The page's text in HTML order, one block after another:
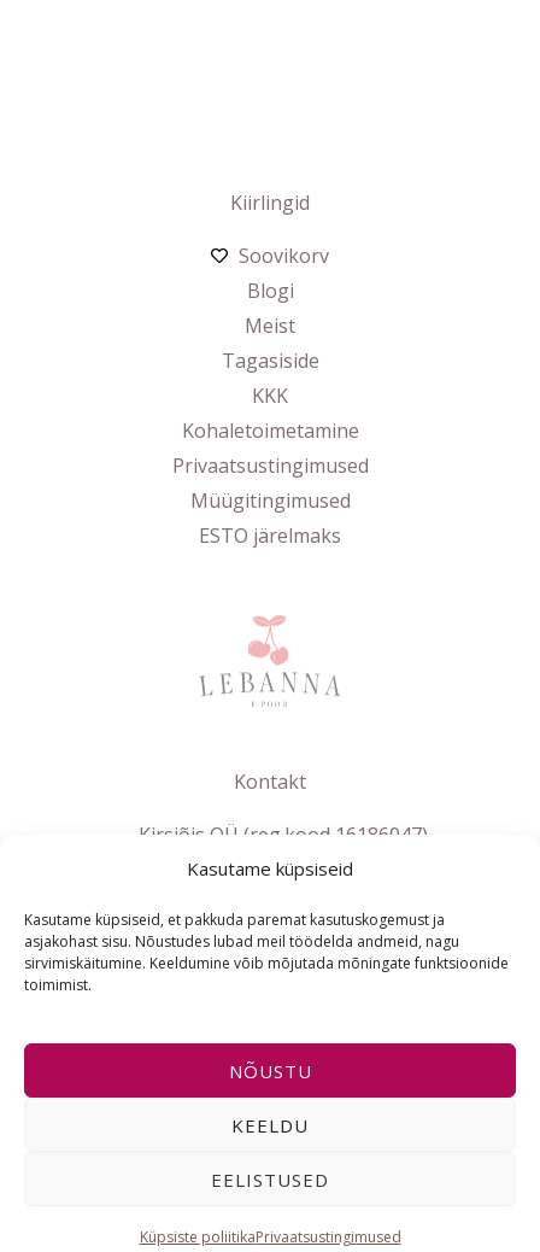
Kasutame küpsiseid
Kasutame küpsiseid, et pakkuda paremat kasutuskogemust ja
asjakohast sisu. Nõustudes lubad meil töödelda andmeid, nagu
sirvimiskäitumine. Keeldumine võib mõjutada mõningate funktsioonide
toimimist.
NÕUSTU
KEELDU
EELISTUSED
Küpsiste poliitikaPrivaatsustingimused
Kontakt
Kirsiõis OÜ (reg.kood 16186047)
info@lebanna.ee
KMKR EE102658392
Kiirlingid
Soovikorv
Blogi
Meist
Tagasiside
KKK
Kohaletoimetamine
Privaatsustingimused
Müügitingimused
ESTO järelmaks
ET
Copyright © 2021-2026 Lebanna e-pood | Powered by
t
F
e e